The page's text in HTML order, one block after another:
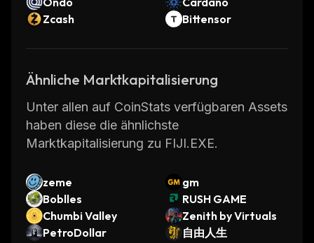
Zcash
Bittensor
Ähnliche Marktkapitalisierung
Unter allen auf CoinStats verfügbaren Assets
haben diese die ähnlichste
Marktkapitalisierung zu FIJI.EXE.
zeme
gm
Boblles
RUSH GAME
Chumbi Valley
Zenith by Virtuals
PetroDollar
自由人生